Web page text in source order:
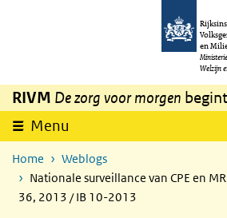
Overslaan en naar de inhoud gaan
en
Welzijn
RIVM De zorg voor morgen
Menu
Home
Weblogs
Nationale surveillance van CPE en
36, 2013 / IB 10-2013